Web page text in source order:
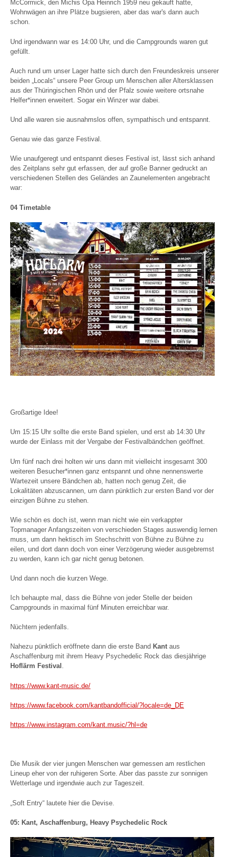
McCormick, den Michis Opa Heinrich 1959 neu gekauft hatte,
Wohnwägen an ihre Plätze bugsieren, aber das war's dann auch
schon.
Und irgendwann war es 14:00 Uhr, und die Campgrounds waren gut
gefüllt.
Auch rund um unser Lager hatte sich durch den Freundeskreis unserer
beiden „Locals“ unsere Peer Group um Menschen aller Altersklassen
aus der Thüringischen Rhön und der Pfalz sowie weitere ortsnahe
Helfer*innen erweitert. Sogar ein Winzer war dabei.
Und alle waren sie ausnahmslos offen, sympathisch und entspannt.
Genau wie das ganze Festival.
Wie unaufgeregt und entspannt dieses Festival ist, lässt sich anhand
des Zeitplans sehr gut erfassen, der auf große Banner gedruckt an
verschiedenen Stellen des Geländes an Zaunelementen angebracht
war:
04 Timetable
Großartige Idee!
Um 15:15 Uhr sollte die erste Band spielen, und erst ab 14:30 Uhr
wurde der Einlass mit der Vergabe der Festivalbändchen geöffnet.
Um fünf nach drei holten wir uns dann mit vielleicht insgesamt 300
weiteren Besucher*innen ganz entspannt und ohne nennenswerte
Wartezeit unsere Bändchen ab, hatten noch genug Zeit, die
Lokalitäten abzuscannen, um dann pünktlich zur ersten Band vor der
einzigen Bühne zu stehen.
Wie schön es doch ist, wenn man nicht wie ein verkappter
Topmanager Anfangszeiten von verschieden Stages auswendig lernen
muss, um dann hektisch im Stechschritt von Bühne zu Bühne zu
eilen, und dort dann doch von einer Verzögerung wieder ausgebremst
zu werden, kann ich gar nicht genug betonen.
Und dann noch die kurzen Wege.
Ich behaupte mal, dass die Bühne von jeder Stelle der beiden
Campgrounds in maximal fünf Minuten erreichbar war.
Nüchtern jedenfalls.
Nahezu pünktlich eröffnete dann die erste Band Kant aus
Aschaffenburg mit ihrem Heavy Psychedelic Rock das diesjährige
Hoflärm Festival .
https://www.kant-music.de/
https://www.facebook.com/kantbandofficial/?locale=de_DE
https://www.instagram.com/kant.music/?hl=de
Die Musik der vier jungen Menschen war gemessen am restlichen
Lineup eher von der ruhigeren Sorte. Aber das passte zur sonnigen
Wetterlage und irgendwie auch zur Tageszeit.
„Soft Entry“ lautete hier die Devise.
05: Kant, Aschaffenburg, Heavy Psychedelic Rock